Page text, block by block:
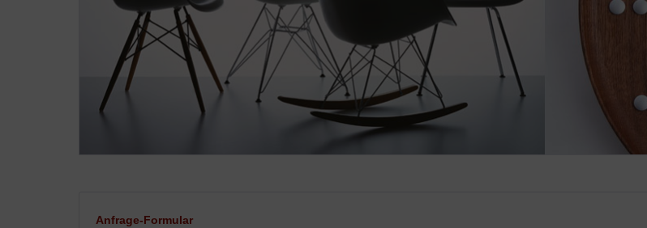
Anfrage-Formular